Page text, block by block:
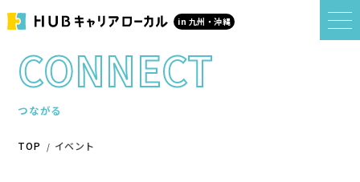
in 九州・沖縄
CONNECT
つながる
TOP イベント